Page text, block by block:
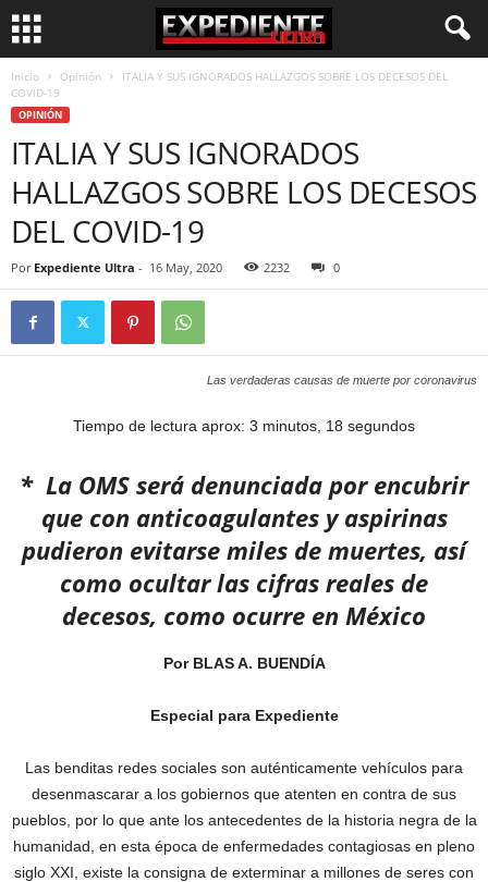
Inicio Opinión
ITALIA Y SUS IGNORADOS HALLAZGOS SOBRE LOS DECESOS DEL
COVID-19
OPINIÓN
ITALIA Y SUS IGNORADOS
HALLAZGOS SOBRE LOS DECESOS
DEL COVID-19
Por Expediente Ultra - 16 May, 2020 2232 0
Las verdaderas causas de muerte por coronavirus
Tiempo de lectura aprox: 3 minutos, 18 segundos
* La OMS será denunciada por encubrir
que con anticoagulantes y aspirinas
pudieron evitarse miles de muertes, así
como ocultar las cifras reales de
decesos, como ocurre en México
Por BLAS A. BUENDÍA
Especial para Expediente
Las benditas redes sociales son auténticamente vehículos para
desenmascarar a los gobiernos que atenten en contra de sus
pueblos, por lo que ante los antecedentes de la historia negra de la
humanidad, en esta época de enfermedades contagiosas en pleno
siglo XXI, existe la consigna de exterminar a millones de seres con